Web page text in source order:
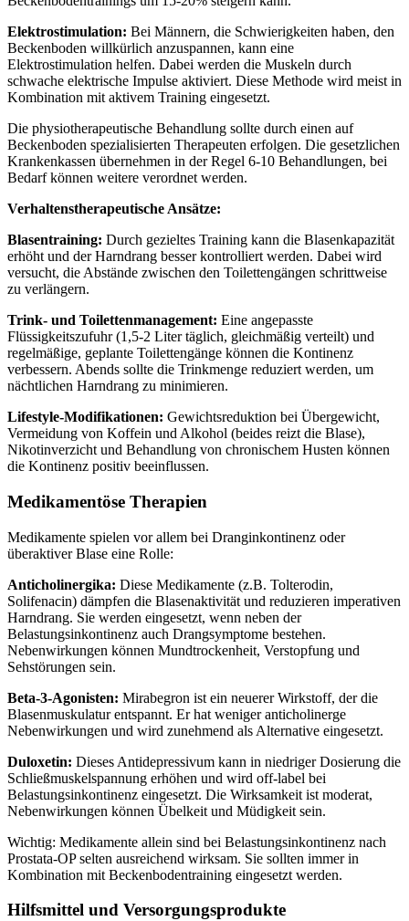
Elektrostimulation: Bei Männern, die Schwierigkeiten haben, den
Beckenboden willkürlich anzuspannen, kann eine
Elektrostimulation helfen. Dabei werden die Muskeln durch
schwache elektrische Impulse aktiviert. Diese Methode wird meist in
Kombination mit aktivem Training eingesetzt.
Die physiotherapeutische Behandlung sollte durch einen auf
Beckenboden spezialisierten Therapeuten erfolgen. Die gesetzlichen
Krankenkassen übernehmen in der Regel 6-10 Behandlungen, bei
Bedarf können weitere verordnet werden.
Verhaltenstherapeutische Ansätze:
Blasentraining: Durch gezieltes Training kann die Blasenkapazität
erhöht und der Harndrang besser kontrolliert werden. Dabei wird
versucht, die Abstände zwischen den Toilettengängen schrittweise
zu verlängern.
Trink- und Toilettenmanagement: Eine angepasste
Flüssigkeitszufuhr (1,5-2 Liter täglich, gleichmäßig verteilt) und
regelmäßige, geplante Toilettengänge können die Kontinenz
verbessern. Abends sollte die Trinkmenge reduziert werden, um
nächtlichen Harndrang zu minimieren.
Lifestyle-Modifikationen: Gewichtsreduktion bei Übergewicht,
Vermeidung von Koffein und Alkohol (beides reizt die Blase),
Nikotinverzicht und Behandlung von chronischem Husten können
die Kontinenz positiv beeinflussen.
Medikamentöse Therapien
Medikamente spielen vor allem bei Dranginkontinenz oder
überaktiver Blase eine Rolle:
Anticholinergika: Diese Medikamente (z.B. Tolterodin,
Solifenacin) dämpfen die Blasenaktivität und reduzieren imperativen
Harndrang. Sie werden eingesetzt, wenn neben der
Belastungsinkontinenz auch Drangsymptome bestehen.
Nebenwirkungen können Mundtrockenheit, Verstopfung und
Sehstörungen sein.
Beta-3-Agonisten: Mirabegron ist ein neuerer Wirkstoff, der die
Blasenmuskulatur entspannt. Er hat weniger anticholinerge
Nebenwirkungen und wird zunehmend als Alternative eingesetzt.
Duloxetin: Dieses Antidepressivum kann in niedriger Dosierung die
Schließmuskelspannung erhöhen und wird off-label bei
Belastungsinkontinenz eingesetzt. Die Wirksamkeit ist moderat,
Nebenwirkungen können Übelkeit und Müdigkeit sein.
Wichtig: Medikamente allein sind bei Belastungsinkontinenz nach
Prostata-OP selten ausreichend wirksam. Sie sollten immer in
Kombination mit Beckenbodentraining eingesetzt werden.
Hilfsmittel und Versorgungsprodukte